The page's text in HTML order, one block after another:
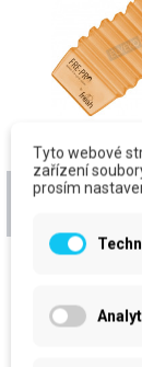
Vonná
prodejní jednotka:
Tyto webové
zařízení
prosím